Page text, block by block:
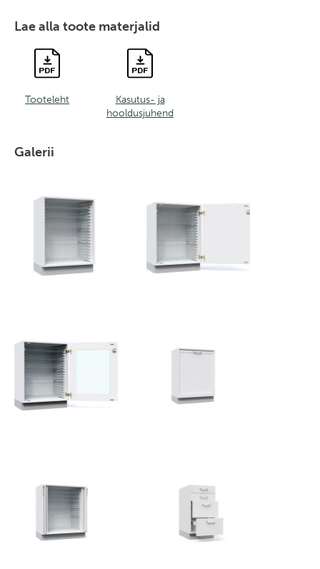
Lae alla toote materjalid
Tooteleht
Kasutus- ja
hooldusjuhend
Galerii